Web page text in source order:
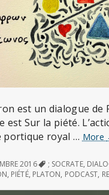
est un dialogue de
est Sur la piété.
portique royal … More
2016 ; SOCRATE,
, PIÉTÉ, PLATON, PODCAST,